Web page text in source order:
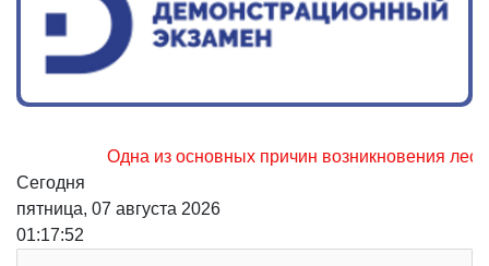
Одна из основных причин возникновения
Сегодня
пятница, 07 августа 2026
01:17:52